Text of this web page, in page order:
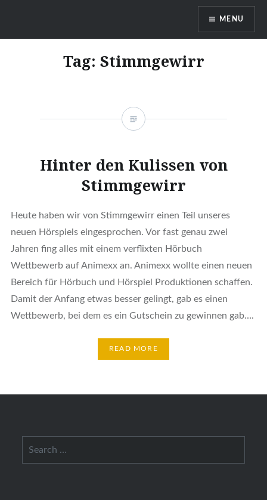
DragonDanielas Hobbyblog
MENU
Tag: Stimmgewirr
Hinter den Kulissen von
Stimmgewirr
Heute haben wir von Stimmgewirr einen Teil unseres
neuen Hörspiels eingesprochen. Vor fast genau zwei
Jahren fing alles mit einem verflixten Hörbuch
Wettbewerb auf Animexx an. Animexx wollte einen neuen
Bereich für Hörbuch und Hörspiel Produktionen schaffen.
Damit der Anfang etwas besser gelingt, gab es einen
Wettbewerb, bei dem es ein Gutschein zu gewinnen gab….
READ MORE